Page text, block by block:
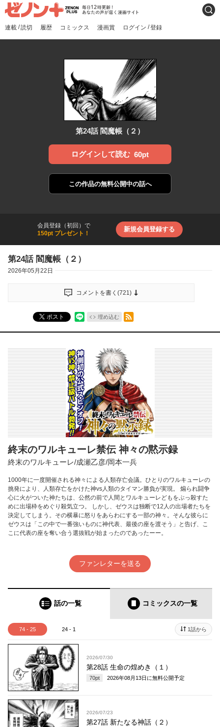
ゼノンプラス
毎日12時更新！あなたの声
が届く漫画サイト
連載 /読切 履歴 コミックス 漫画賞 ログイン /登録
検索
第24話 閻魔帳（２）
ログインして読む 60pt
この作品の無料公開中の話へ
会員登録（初回）で
150pt プレゼント！
新規会員登録する
第24話 閻魔帳（２）
2026年05月22日
コメントを書く(721)
ポスト 埋め込む
RSSフィード
終末のワルキューレ禁伝 神々の黙示録
終末のワルキューレ/成瀬乙彦/岡本一兵
1000年に一度開催される神々による人類存亡会議。ひとりのワルキューレの
挑発により、人類存亡をかけた神vs人類のタイマン勝負が実現。 煽られ闘争
心に火がついた神たちは、公然の前で人間とワルキューレどもをぶっ殺すた
めに出場枠をめぐり殺気立つ。 しかし、ゼウスは独断で12人の出場者たちを
決定してしまう。その横暴に怒りをあらわにする一部の神々。そんな彼らに
ゼウスは「この中で一番強いものに神代表、最後の座を渡そう」と告げ、こ
こに代表の座を奪い合う選抜戦が始まったのであったーー。
ファンレターを送る
話の一覧 コミックスの一覧
74 - 25 24 - 1 1話から
2026/07/30
第28話 生命の煌めき（１）
70pt 2026年08月13日 に無料公開予定
2026/07/23
第27話 新たなる神話（２）